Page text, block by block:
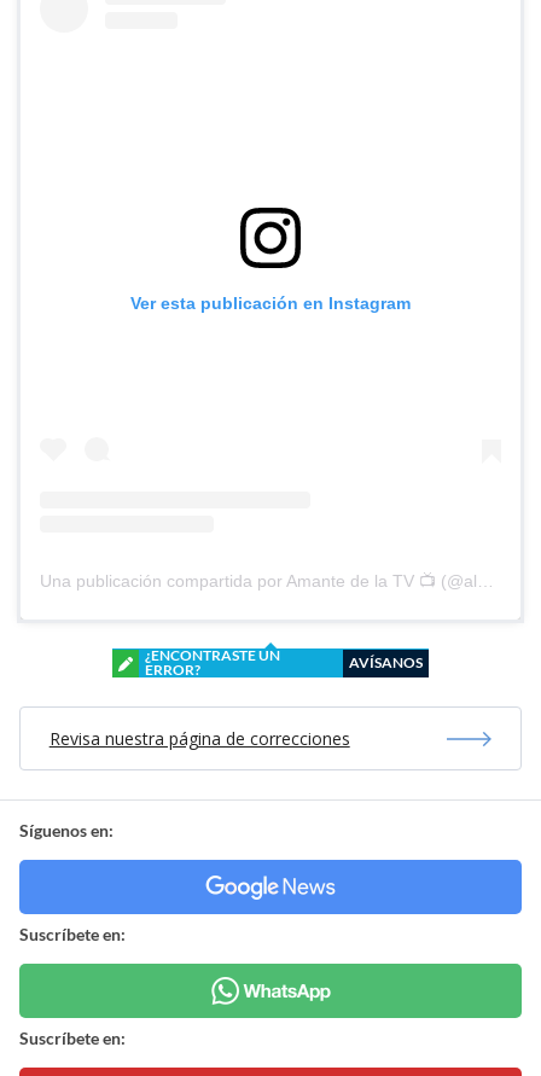
Ver esta publicación en Instagram
¿ENCONTRASTE UN
ERROR?
AVÍSANOS
Revisa nuestra página de correcciones
Síguenos en:
Suscríbete en:
Suscríbete en: